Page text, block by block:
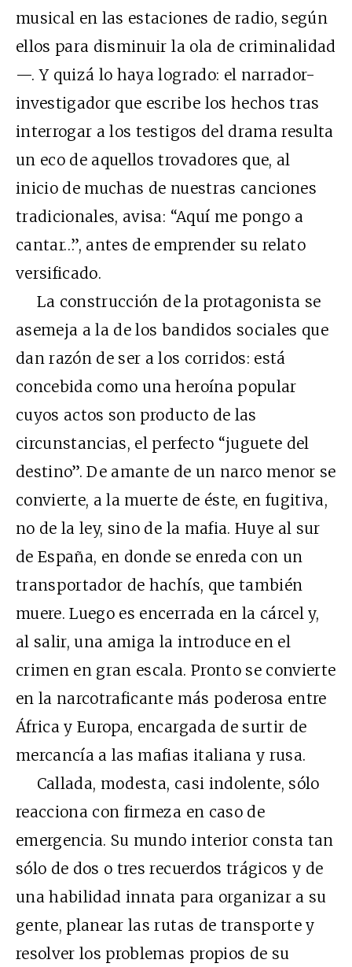
musical en las estaciones de radio, según
ellos para disminuir la ola de criminalidad
—. Y quizá lo haya logrado: el narrador-
investigador que escribe los hechos tras
interrogar a los testigos del drama resulta
un eco de aquellos trovadores que, al
inicio de muchas de nuestras canciones
tradicionales, avisa: “Aquí me pongo a
cantar…”, antes de emprender su relato
versificado.
La construcción de la protagonista se
asemeja a la de los bandidos sociales que
dan razón de ser a los corridos: está
concebida como una heroína popular
cuyos actos son producto de las
circunstancias, el perfecto “juguete del
destino”. De amante de un narco menor se
convierte, a la muerte de éste, en fugitiva,
no de la ley, sino de la mafia. Huye al sur
de España, en donde se enreda con un
transportador de hachís, que también
muere. Luego es encerrada en la cárcel y,
al salir, una amiga la introduce en el
crimen en gran escala. Pronto se convierte
en la narcotraficante más poderosa entre
África y Europa, encargada de surtir de
mercancía a las mafias italiana y rusa.
Callada, modesta, casi indolente, sólo
reacciona con firmeza en caso de
emergencia. Su mundo interior consta tan
sólo de dos o tres recuerdos trágicos y de
una habilidad innata para organizar a su
gente, planear las rutas de transporte y
resolver los problemas propios de su